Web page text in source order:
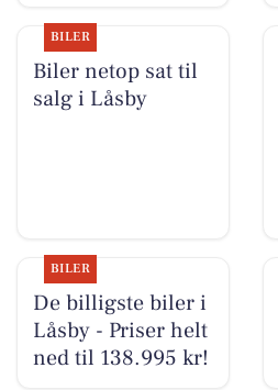
BILER
Biler netop sat til
salg i Låsby
BILER
De billigste biler i
Låsby - Priser helt
ned til 138.995 kr!